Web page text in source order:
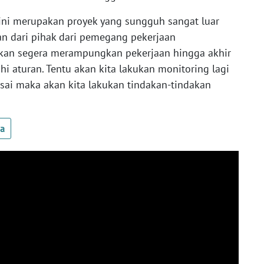
merupakan proyek yang sungguh sangat luar
dari pihak dari pemegang pekerjaan
segera merampungkan pekerjaan hingga akhir
aturan. Tentu akan kita lakukan monitoring lagi
maka akan kita lakukan tindakan-tindakan